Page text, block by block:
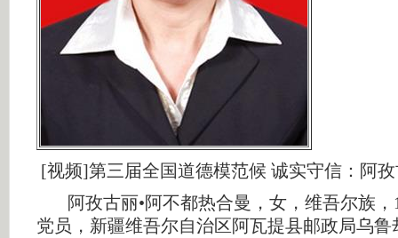
[视频]第三届全国道德模范候 诚实守信：阿
阿孜古丽•阿不都热合曼，女，维吾尔族，
党员，新疆维吾尔自治区阿瓦提县邮政局乌